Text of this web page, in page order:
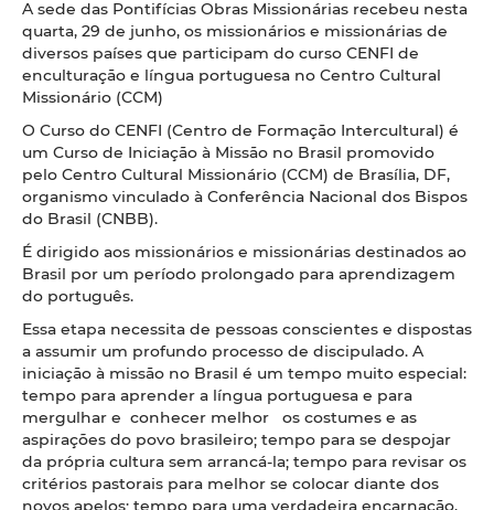
A sede das Pontifícias Obras Missionárias recebeu nesta
quarta, 29 de junho, os missionários e missionárias de
diversos países que participam do curso CENFI de
enculturação e língua portuguesa no Centro Cultural
Missionário (CCM)
O Curso do CENFI (Centro de Formação Intercultural) é
um Curso de Iniciação à Missão no Brasil promovido
pelo Centro Cultural Missionário (CCM) de Brasília, DF,
organismo vinculado à Conferência Nacional dos Bispos
do Brasil (CNBB).
É dirigido aos missionários e missionárias destinados ao
Brasil por um período prolongado para aprendizagem
do português.
Essa etapa necessita de pessoas conscientes e dispostas
a assumir um profundo processo de discipulado. A
iniciação à missão no Brasil é um tempo muito especial:
tempo para aprender a língua portuguesa e para
mergulhar e conhecer melhor os costumes e as
aspirações do povo brasileiro; tempo para se despojar
da própria cultura sem arrancá-la; tempo para revisar os
critérios pastorais para melhor se colocar diante dos
novos apelos; tempo para uma verdadeira encarnação,